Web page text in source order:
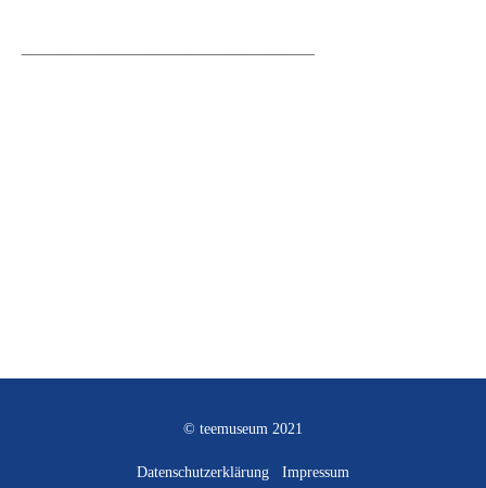
© teemuseum 2021
Datenschutzerklärung Impressum